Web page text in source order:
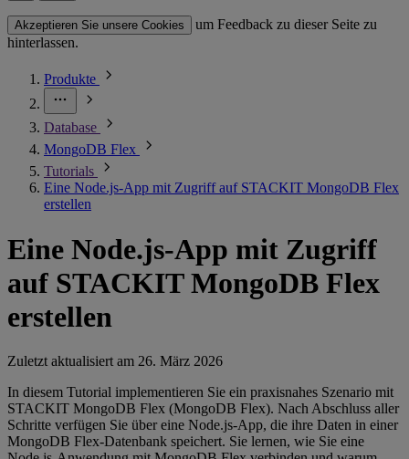
Akzeptieren Sie unsere Cookies
um Feedback zu dieser Seite zu
hinterlassen.
Produkte
Database
MongoDB Flex
Tutorials
Eine Node.js-App mit Zugriff auf STACKIT MongoDB Flex
erstellen
Eine Node.js-App mit Zugriff
auf STACKIT MongoDB Flex
erstellen
Zuletzt aktualisiert am 26. März 2026
In diesem Tutorial implementieren Sie ein praxisnahes Szenario mit
STACKIT MongoDB Flex (MongoDB Flex). Nach Abschluss aller
Schritte verfügen Sie über eine Node.js-App, die ihre Daten in einer
MongoDB Flex-Datenbank speichert. Sie lernen, wie Sie eine